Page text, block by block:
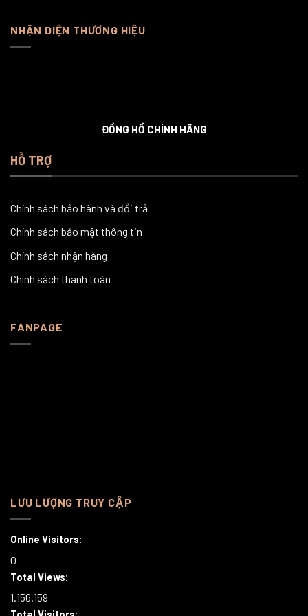
NHẬN DIỆN THƯƠNG HIỆU
ĐỒNG HỒ CHÍNH HÃNG
HỖ TRỢ
Chính sách bảo hành và đổi trả
Chính sách bảo mật thông tin
Chính sách nhận hàng
Chính sách thanh toán
FANPAGE
LƯU LƯỢNG TRUY CẬP
Online Visitors:
0
Total Views:
1.156.159